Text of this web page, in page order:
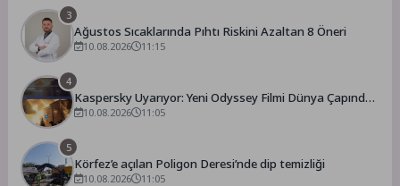
3
Ağustos Sıcaklarında Pıhtı Riskini Azaltan 8 Öneri
10.08.2026 11:15
4
Kaspersky Uyarıyor: Yeni Odyssey Filmi Dünya Çapında
Heyecan Yaratırken Dolandırıcılar da Harekete Geçiyor
10.08.2026 11:05
5
Körfez’e açılan Poligon Deresi’nde dip temizliği
10.08.2026 11:05